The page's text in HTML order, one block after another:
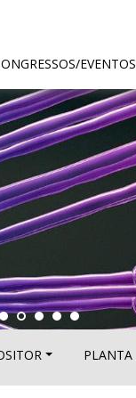
EVENTOS
PLANTA